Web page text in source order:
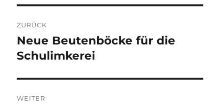
ZURÜCK
Vorheriger
Beitrag:
Neue Beutenböcke für die
Schulimkerei
WEITER